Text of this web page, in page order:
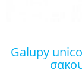
galupy unicorn φιγούρα μονόκερος 9εκ. σε